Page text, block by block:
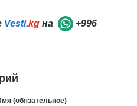
Vesti.kg на
+996
(обязательное)